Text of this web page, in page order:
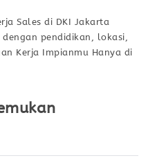
Sales di DKI Jakarta
pendidikan, lokasi,
Kerja Impianmu Hanya di